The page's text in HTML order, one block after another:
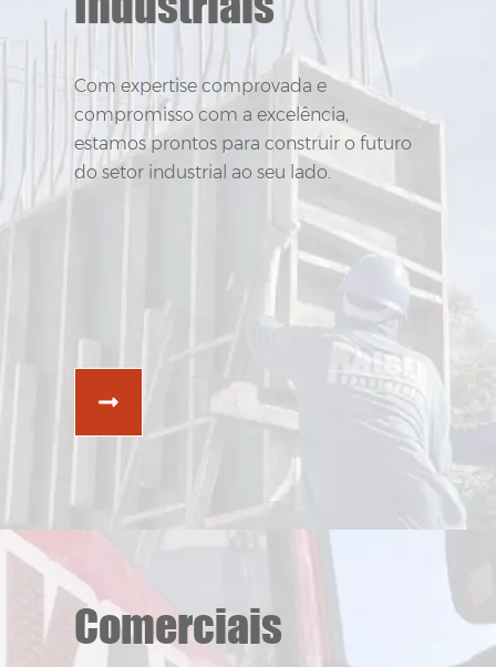
Com expertise comprovada e
compromisso com a excelência,
estamos prontos para construir o futuro
do setor industrial ao seu lado.
Com expertise comprovada e
compromisso com a excelência,
estamos prontos para construir o futuro
do setor industrial ao seu lado.
Comerciais
Comerciais